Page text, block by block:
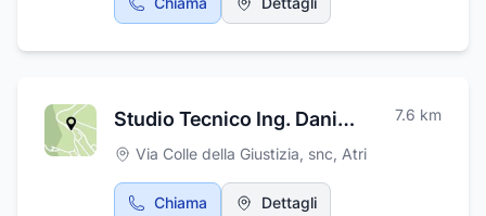
Studio Tecnico Ing. Danilo Italiani 7.6 km
Via Colle della Giustizia, snc, Atri
Chiama Dettagli